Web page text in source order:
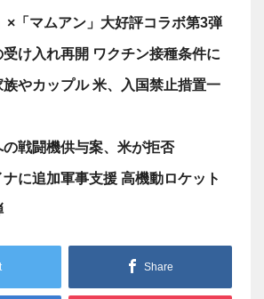
×「マムアン」大好評コラボ第3弾
け入れ再開 ワクチン接種条件に
やカップル 米、入国禁止措置一
の戦闘機供与案、米が拒否
に追加軍事支援 高機動ロケット
Share